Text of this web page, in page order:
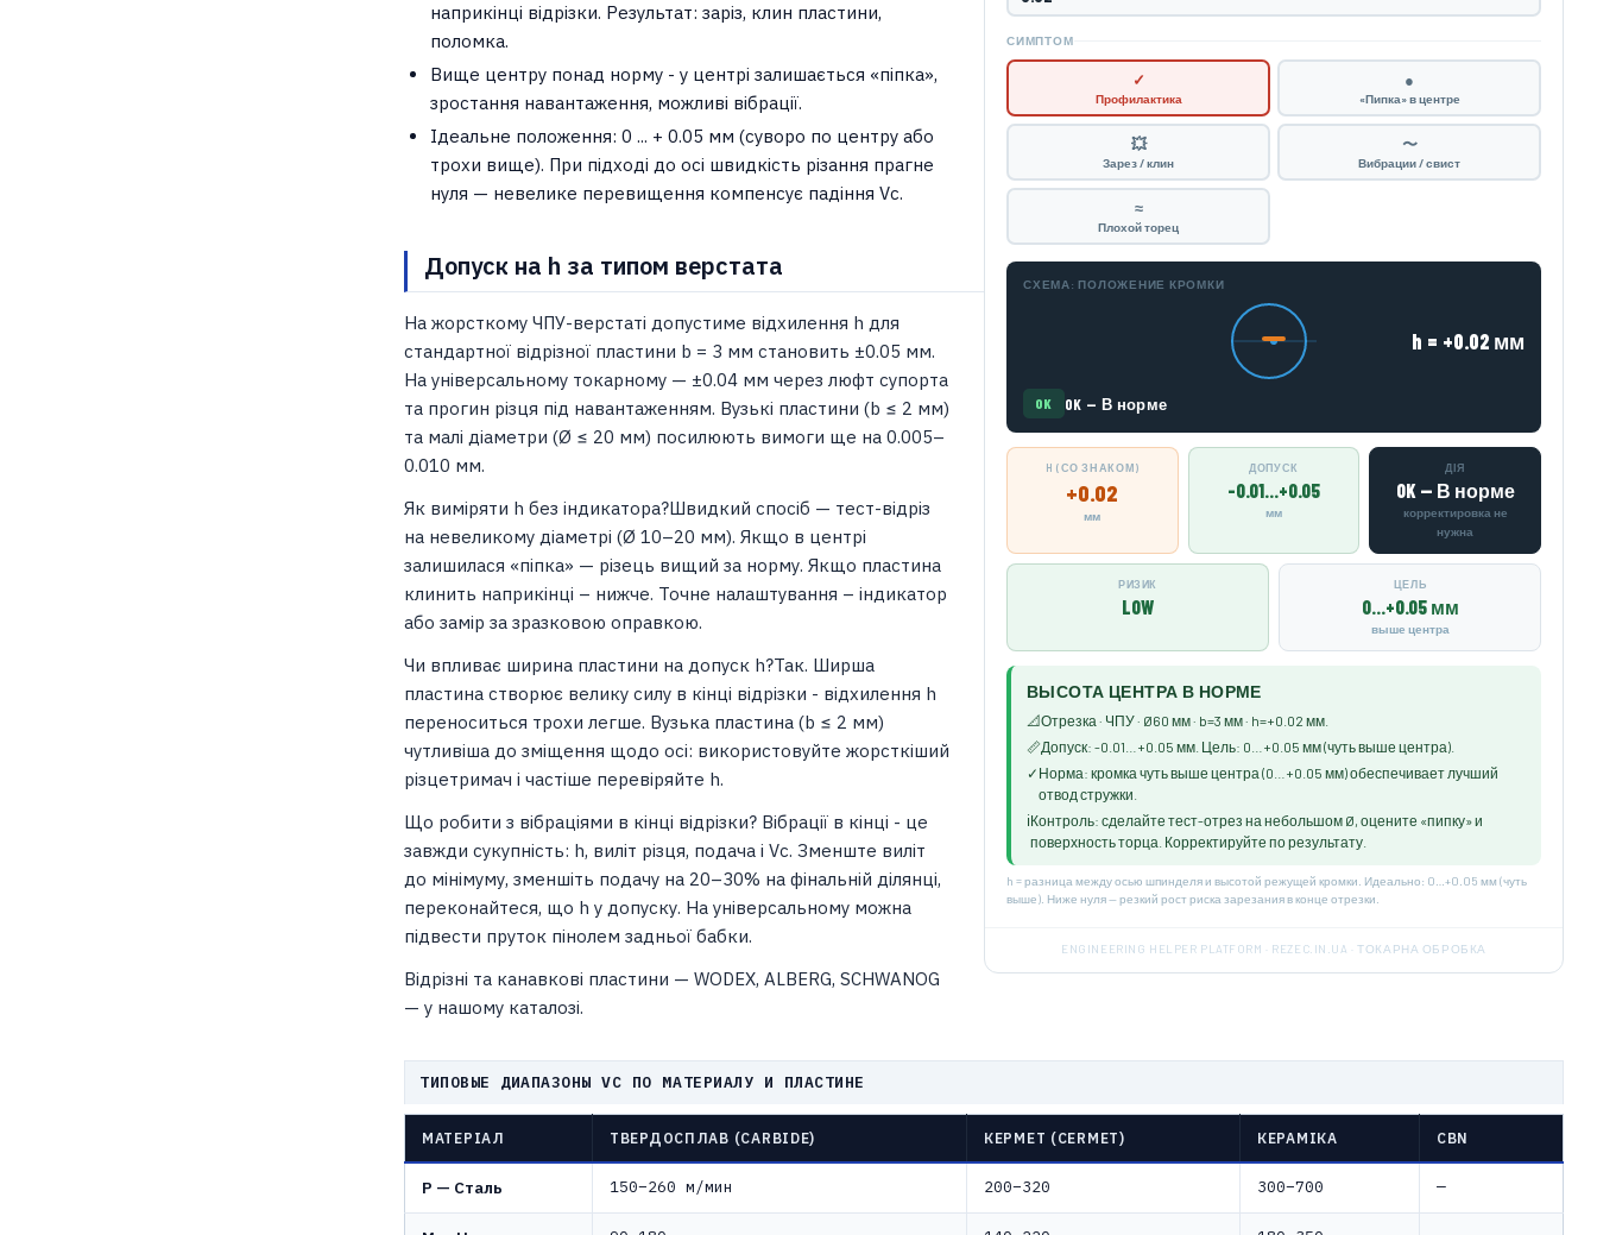
СИМПТОМ
✓
Профилактика
●
«Пипка» в центре
💥
Зарез / клин
〜
Вибрации / свист
≈
Плохой торец
СХЕМА: ПОЛОЖЕНИЕ КРОМКИ
h = +0.02 мм
OK OK — В норме
H (СО ЗНАКОМ)
+0.02
мм
ДОПУСК
-0.01…+0.05
мм
ДІЯ
OK — В норме
корректировка не
нужна
РИЗИК
LOW
ЦЕЛЬ
0…+0.05 мм
выше центра
ВЫСОТА ЦЕНТРА В НОРМЕ
📐Отрезка · ЧПУ · Ø60 мм · b=3 мм · h=+0.02 мм.
📏Допуск: -0.01…+0.05 мм. Цель: 0…+0.05 мм (чуть выше центра).
✓ Норма: кромка чуть выше центра (0…+0.05 мм) обеспечивает лучший
отвод стружки.
ℹ️Контроль: сделайте тест-отрез на небольшом Ø, оцените «пипку» и
поверхность торца. Корректируйте по результату.
h = разница между осью шпинделя и высотой режущей кромки. Идеально: 0…+0.05 мм (чуть
выше). Ниже нуля — резкий рост риска зарезания в конце отрезки.
ENGINEERING HELPER PLATFORM · REZEC.IN.UA · ТОКАРНА ОБРОБКА
наприкінці відрізки. Результат: заріз, клин пластини,
поломка.
Вище центру понад норму - у центрі залишається «піпка»,
зростання навантаження, можливі вібрації.
Ідеальне положення: 0 ... + 0.05 мм (суворо по центру або
трохи вище). При підході до осі швидкість різання прагне
нуля — невелике перевищення компенсує падіння Vc.
Допуск на h за типом верстата
На жорсткому ЧПУ-верстаті допустиме відхилення h для
стандартної відрізної пластини b = 3 мм становить ±0.05 мм.
На універсальному токарному — ±0.04 мм через люфт супорта
та прогин різця під навантаженням. Вузькі пластини (b ≤ 2 мм)
та малі діаметри (Ø ≤ 20 мм) посилюють вимоги ще на 0.005–
0.010 мм.
Як виміряти h без індикатора?Швидкий спосіб — тест-відріз
на невеликому діаметрі (Ø 10–20 мм). Якщо в центрі
залишилася «піпка» — різець вищий за норму. Якщо пластина
клинить наприкінці – нижче. Точне налаштування – індикатор
або замір за зразковою оправкою.
Чи впливає ширина пластини на допуск h?Так. Ширша
пластина створює велику силу в кінці відрізки - відхилення h
переноситься трохи легше. Вузька пластина (b ≤ 2 мм)
чутливіша до зміщення щодо осі: використовуйте жорсткіший
різцетримач і частіше перевіряйте h.
Що робити з вібраціями в кінці відрізки? Вібрації в кінці - це
завжди сукупність: h, виліт різця, подача і Vc. Зменште виліт
до мінімуму, зменшіть подачу на 20–30% на фінальній ділянці,
переконайтеся, що h у допуску. На універсальному можна
підвести пруток пінолем задньої бабки.
Відрізні та канавкові пластини — WODEX, ALBERG, SCHWANOG
— у нашому каталозі.
ТИПОВЫЕ ДИАПАЗОНЫ VC ПО МАТЕРИАЛУ И ПЛАСТИНЕ
МАТЕРІАЛ ТВЕРДОСПЛАВ (CARBIDE) КЕРМЕТ (CERMET) КЕРАМІКА CBN
P — Сталь 150–260 м/мин 200–320 300–700 —